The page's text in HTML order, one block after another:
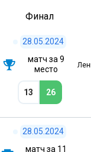
Финал
28.05.2024
матч за 9
место
13 26
28.05.2024
матч за 11